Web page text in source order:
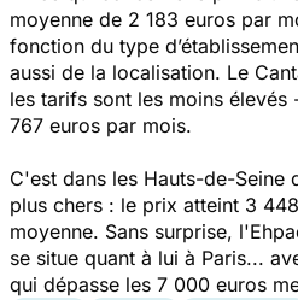
moyenne de 2 183 euros par
fonction du type
aussi de la localisation. Le
les tarifs sont les moins
767 euros par mois.
C'est dans les Hauts-de-Seine
plus chers : le prix atteint 3
moyenne. Sans surprise,
se situe quant à lui à Paris...
qui dépasse les 7 000 euros